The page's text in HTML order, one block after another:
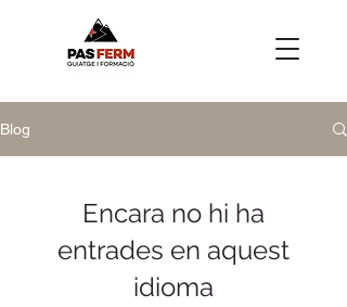
Blog
Encara no hi ha
entrades en aquest
idioma